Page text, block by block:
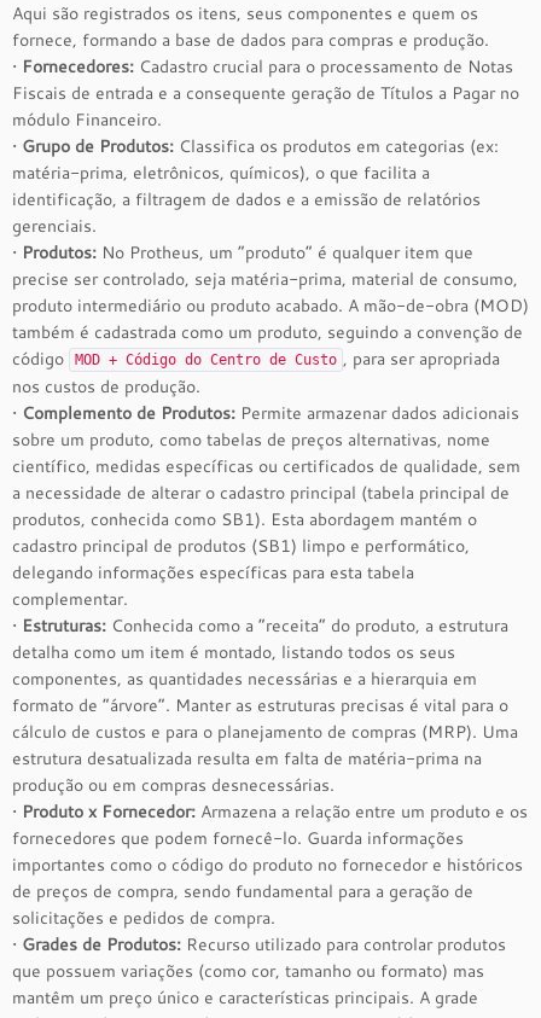
Aqui são registrados os itens, seus componentes e quem os
fornece, formando a base de dados para compras e produção.
• Fornecedores: Cadastro crucial para o processamento de Notas
Fiscais de entrada e a consequente geração de Títulos a Pagar no
módulo Financeiro.
• Grupo de Produtos: Classifica os produtos em categorias (ex:
matéria-prima, eletrônicos, químicos), o que facilita a
identificação, a filtragem de dados e a emissão de relatórios
gerenciais.
• Produtos: No Protheus, um “produto” é qualquer item que
precise ser controlado, seja matéria-prima, material de consumo,
produto intermediário ou produto acabado. A mão-de-obra (MOD)
também é cadastrada como um produto, seguindo a convenção de
código
MOD + Código do Centro de Custo , para ser apropriada
nos custos de produção.
• Complemento de Produtos: Permite armazenar dados adicionais
sobre um produto, como tabelas de preços alternativas, nome
científico, medidas específicas ou certificados de qualidade, sem
a necessidade de alterar o cadastro principal (tabela principal de
produtos, conhecida como SB1). Esta abordagem mantém o
cadastro principal de produtos (SB1) limpo e performático,
delegando informações específicas para esta tabela
complementar.
• Estruturas: Conhecida como a “receita” do produto, a estrutura
detalha como um item é montado, listando todos os seus
componentes, as quantidades necessárias e a hierarquia em
formato de “árvore”. Manter as estruturas precisas é vital para o
cálculo de custos e para o planejamento de compras (MRP). Uma
estrutura desatualizada resulta em falta de matéria-prima na
produção ou em compras desnecessárias.
• Produto x Fornecedor: Armazena a relação entre um produto e os
fornecedores que podem fornecê-lo. Guarda informações
importantes como o código do produto no fornecedor e históricos
de preços de compra, sendo fundamental para a geração de
solicitações e pedidos de compra.
• Grades de Produtos: Recurso utilizado para controlar produtos
que possuem variações (como cor, tamanho ou formato) mas
mantêm um preço único e características principais. A grade